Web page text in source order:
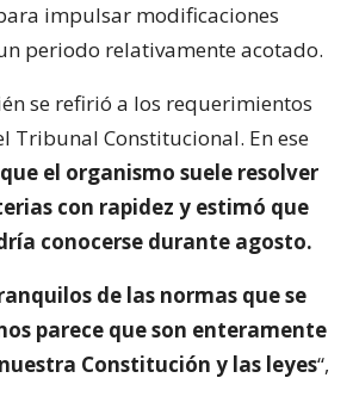
impulsar modificaciones
periodo relativamente acotado.
se refirió a los requerimientos
Tribunal Constitucional. En ese
el organismo suele resolver
con rapidez y estimó que
conocerse durante agosto.
de las normas que se
parece que son enteramente
Constitución y las leyes“,